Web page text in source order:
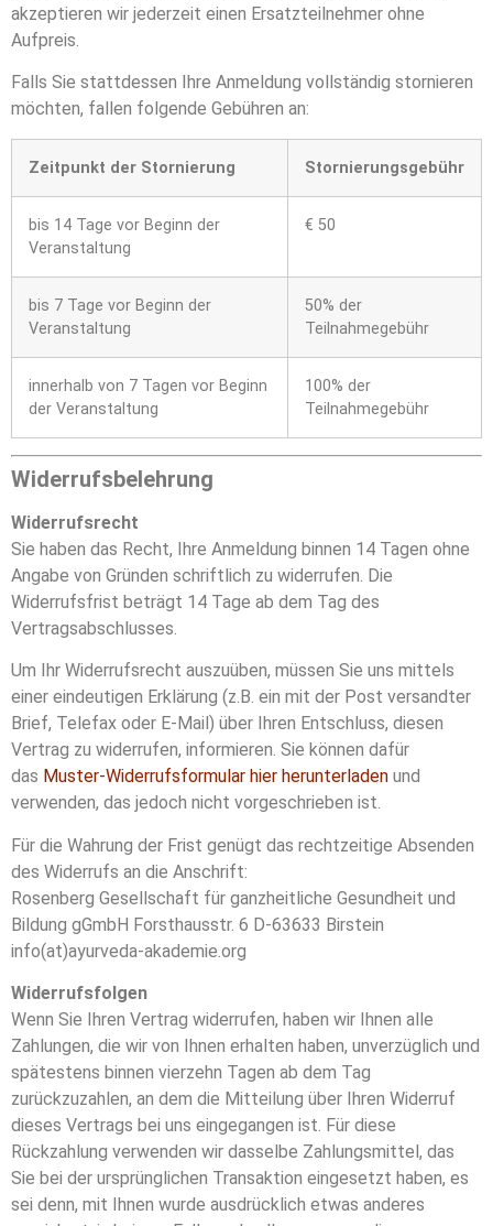
akzeptieren wir jederzeit einen Ersatzteilnehmer ohne
Aufpreis.
Falls Sie stattdessen Ihre Anmeldung vollständig stornieren
möchten, fallen folgende Gebühren an:
Zeitpunkt der Stornierung Stornierungsgebühr
bis 14 Tage vor Beginn der
Veranstaltung
€ 50
bis 7 Tage vor Beginn der
Veranstaltung
50% der
Teilnahmegebühr
innerhalb von 7 Tagen vor Beginn
der Veranstaltung
100% der
Teilnahmegebühr
Widerrufsbelehrung
Widerrufsrecht
Sie haben das Recht, Ihre Anmeldung binnen 14 Tagen ohne
Angabe von Gründen schriftlich zu widerrufen. Die
Widerrufsfrist beträgt 14 Tage ab dem Tag des
Vertragsabschlusses.
Um Ihr Widerrufsrecht auszuüben, müssen Sie uns mittels
einer eindeutigen Erklärung (z.B. ein mit der Post versandter
Brief, Telefax oder E-Mail) über Ihren Entschluss, diesen
Vertrag zu widerrufen, informieren. Sie können dafür
das Muster-Widerrufsformular hier herunterladen und
verwenden, das jedoch nicht vorgeschrieben ist.
Für die Wahrung der Frist genügt das rechtzeitige Absenden
des Widerrufs an die Anschrift:
Rosenberg Gesellschaft für ganzheitliche Gesundheit und
Bildung gGmbH Forsthausstr. 6 D-63633 Birstein
info(at)ayurveda-akademie.org
Widerrufsfolgen
Wenn Sie Ihren Vertrag widerrufen, haben wir Ihnen alle
Zahlungen, die wir von Ihnen erhalten haben, unverzüglich und
spätestens binnen vierzehn Tagen ab dem Tag
zurückzuzahlen, an dem die Mitteilung über Ihren Widerruf
dieses Vertrags bei uns eingegangen ist. Für diese
Rückzahlung verwenden wir dasselbe Zahlungsmittel, das
Sie bei der ursprünglichen Transaktion eingesetzt haben, es
sei denn, mit Ihnen wurde ausdrücklich etwas anderes